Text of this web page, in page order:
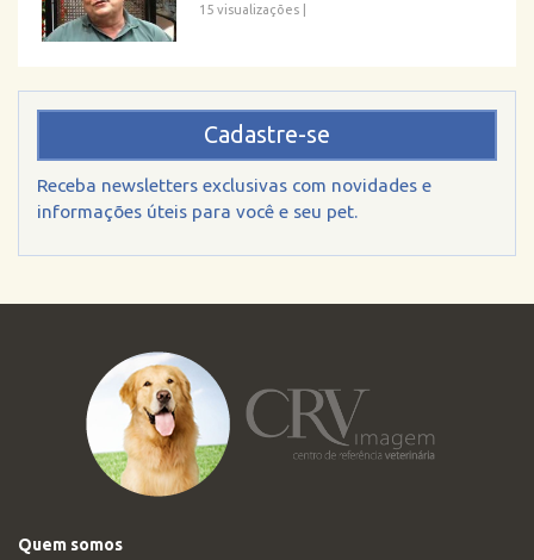
15 visualizações
Cadastre-se
Receba newsletters exclusivas com novidades e
informações úteis para você e seu pet.
Quem somos